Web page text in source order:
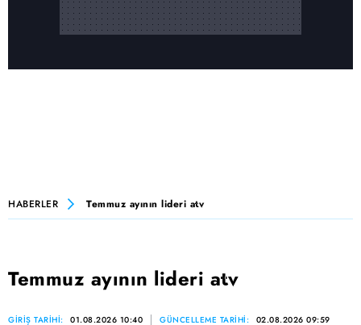
HABERLER Temmuz ayının lideri atv
Temmuz ayının lideri atv
GİRİŞ TARİHİ: 01.08.2026 10:40 GÜNCELLEME TARİHİ: 02.08.2026 09:59